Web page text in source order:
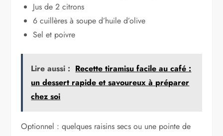
Jus de 2 citrons
6 cuillères à soupe d’huile d’olive
Sel et poivre
Lire aussi : Recette tiramisu facile au café :
un dessert rapide et savoureux à préparer
chez soi
Optionnel : quelques raisins secs ou une pointe de